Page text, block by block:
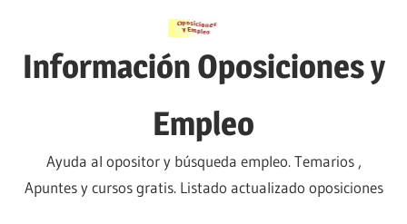
contenido
Información Oposiciones y
Empleo
Ayuda al opositor y búsqueda empleo. Temarios ,
Apuntes y cursos gratis. Listado actualizado oposiciones